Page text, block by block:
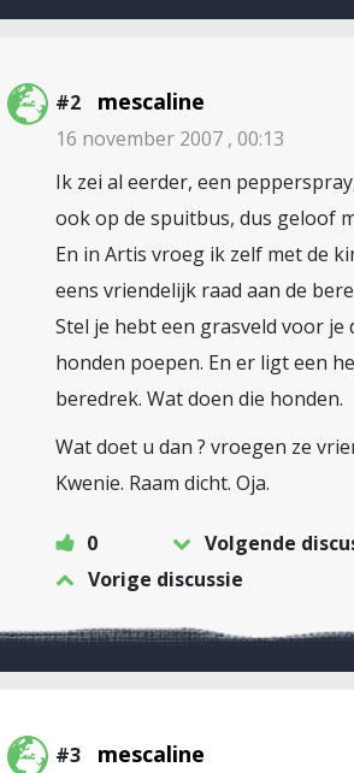
#2 mescaline
16 november 2007 , 00:13
Ik zei al eerder, een
ook op de spuitbus, dus geloof
En in Artis vroeg ik zelf met de
eens vriendelijk raad aan de
Stel je hebt een grasveld voor je
honden poepen. En er ligt een
beredrek. Wat doen die honden.
Wat doet u dan ? vroegen ze
Kwenie. Raam dicht. Oja.
0
Volgende
Vorige discussie
#3 mescaline